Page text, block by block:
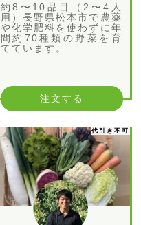
約8〜10品目（2〜4人
用）長野県松本市で農薬
や化学肥料を使わずに年
間約70種類の野菜を育
てています。
注文する
代引き不可